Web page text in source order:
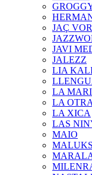
JAÇ
JAVI
JALEZZ
LIA
LA
LA OTRA
LA XICA
LAS
MAIO
MALUKS